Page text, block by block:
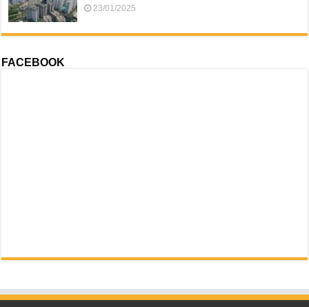
23/01/2025
FACEBOOK